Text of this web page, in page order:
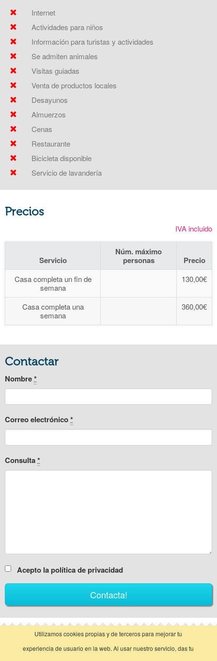
Internet
Actividades para niños
Información para turistas y actividades
Se admiten animales
Visitas guiadas
Venta de productos locales
Desayunos
Almuerzos
Cenas
Restaurante
Bicicleta disponible
Servicio de lavandería
Precios
IVA incluido
Servicio
Núm. máximo
personas
Precio
Casa completa un fin de
semana
130,00€
Casa completa una
semana
360,00€
Contactar
Nombre*
Correo electrónico*
Consulta*
Acepto la política de privacidad
Llamar Contactar
Utilizamos cookies propias y de terceros para mejorar tu
experiencia de usuario en la web. Al usar nuestro servicio, das tu
vista clásica